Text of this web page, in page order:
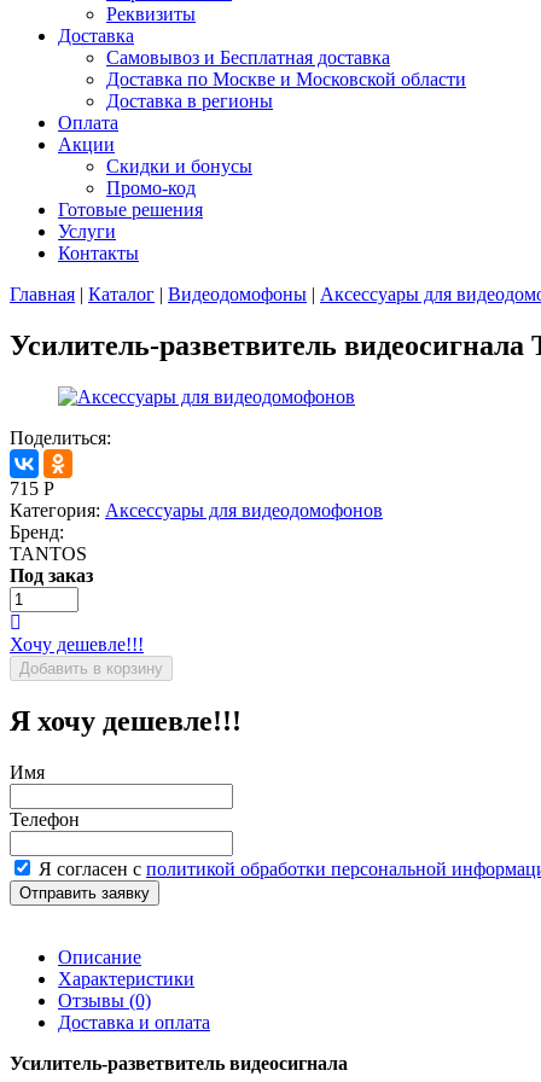
Реквизиты
Доставка
Самовывоз и Бесплатная доставка
Доставка по Москве и Московской области
Доставка в регионы
Оплата
Акции
Скидки и бонусы
Промо-код
Готовые решения
Услуги
Контакты
Главная | Каталог | Видеодомофоны | Аксессуары для
Усилитель-разветвитель видеосигнала
Поделиться:
715 Р
Категория: Аксессуары для видеодомофонов
Бренд:
TANTOS
Под заказ
Хочу дешевле!!!
Я хочу дешевле!!!
Имя
Телефон
Я согласен с политикой обработки персональной
Описание
Характеристики
Отзывы (0)
Доставка и оплата
Усилитель-разветвитель видеосигнала